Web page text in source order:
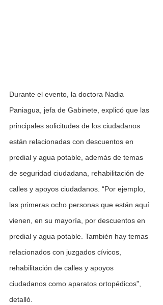
Durante el evento, la doctora Nadia
Paniagua, jefa de Gabinete, explicó que las
principales solicitudes de los ciudadanos
están relacionadas con descuentos en
predial y agua potable, además de temas
de seguridad ciudadana, rehabilitación de
calles y apoyos ciudadanos. “Por ejemplo,
las primeras ocho personas que están aquí
vienen, en su mayoría, por descuentos en
predial y agua potable. También hay temas
relacionados con juzgados cívicos,
rehabilitación de calles y apoyos
ciudadanos como aparatos ortopédicos”,
detalló.